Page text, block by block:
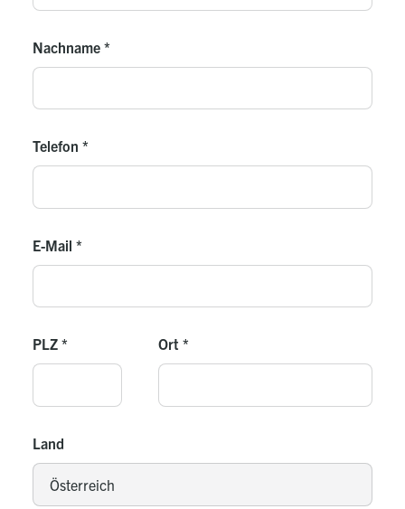
Nachname *
Telefon *
E-Mail *
PLZ * Ort *
Land